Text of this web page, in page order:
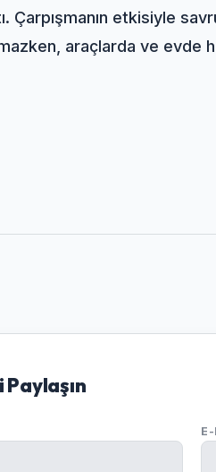
Çarpışmanın etkisiyle
araçlarda ve evde